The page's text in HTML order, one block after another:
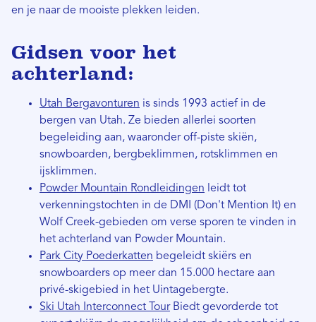
en je naar de mooiste plekken leiden.
Gidsen voor het
achterland:
Utah Bergavonturen is sinds 1993 actief in de
bergen van Utah. Ze bieden allerlei soorten
begeleiding aan, waaronder off-piste skiën,
snowboarden, bergbeklimmen, rotsklimmen en
ijsklimmen.
Powder Mountain Rondleidingen leidt tot
verkenningstochten in de DMI (Don't Mention It) en
Wolf Creek-gebieden om verse sporen te vinden in
het achterland van Powder Mountain.
Park City Poederkatten begeleidt skiërs en
snowboarders op meer dan 15.000 hectare aan
privé-skigebied in het Uintagebergte.
Ski Utah Interconnect TourBiedt gevorderde tot